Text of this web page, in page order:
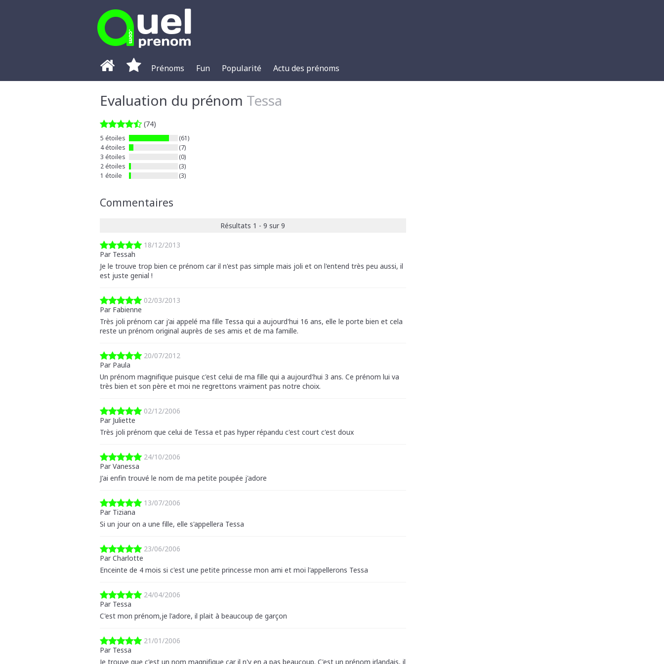
Prénoms Fun Popularité Actu des prénoms
Evaluation du prénom Tessa
(74)
5 étoiles
(61)
4 étoiles
(7)
3 étoiles
(0)
2 étoiles
(3)
1 étoile
(3)
Commentaires
Résultats 1 - 9 sur 9
18/12/2013
Par Tessah
Je le trouve trop bien ce prénom car il n'est pas simple mais joli et on l'entend très peu aussi, il
est juste genial !
02/03/2013
Par Fabienne
Très joli prénom car j'ai appelé ma fille Tessa qui a aujourd'hui 16 ans, elle le porte bien et cela
reste un prénom original auprès de ses amis et de ma famille.
20/07/2012
Par Paula
Un prénom magnifique puisque c'est celui de ma fille qui a aujourd'hui 3 ans. Ce prénom lui va
très bien et son père et moi ne regrettons vraiment pas notre choix.
02/12/2006
Par Juliette
Très joli prénom que celui de Tessa et pas hyper répandu c'est court c'est doux
24/10/2006
Par Vanessa
J'ai enfin trouvé le nom de ma petite poupée j'adore
13/07/2006
Par Tiziana
Si un jour on a une fille, elle s'appellera Tessa
23/06/2006
Par Charlotte
Enceinte de 4 mois si c'est une petite princesse mon ami et moi l'appellerons Tessa
24/04/2006
Par Tessa
C'est mon prénom,je l'adore, il plait à beaucoup de garçon
21/01/2006
Par Tessa
Je trouve que c'est un nom magnifique car il n'y en a pas beaucoup. C'est un prénom irlandais, il